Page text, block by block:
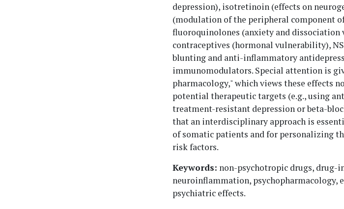
depression), isotretinoin (effects on
(modulation of the peripheral component
fluoroquinolones (anxiety and dissociation
contraceptives (hormonal vulnerability),
blunting and anti-inflammatory
immunomodulators. Special attention is
pharmacology," which views these effects
potential therapeutic targets (e.g., using
treatment-resistant depression or beta-
that an interdisciplinary approach is
of somatic patients and for personalizing
risk factors.
Keywords: non-psychotropic drugs, drug-
neuroinflammation, psychopharmacology,
psychiatric effects.